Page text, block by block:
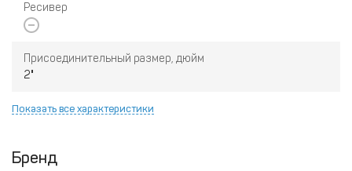
Ресивер
Присоединительный размер, дюйм
2"
Показать все характеристики
Бренд